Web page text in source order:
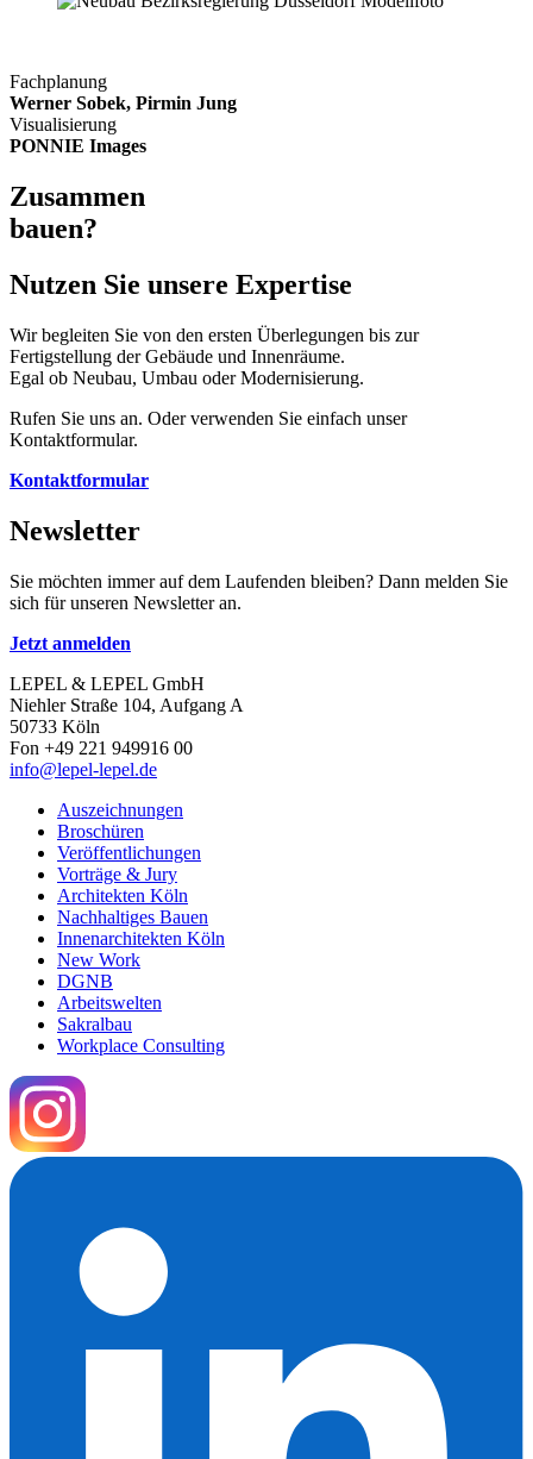
Fachplanung
Werner Sobek, Pirmin Jung
Visualisierung
PONNIE Images
Zusammen
bauen?
Nutzen Sie unsere Expertise
Wir begleiten Sie von den ersten Überlegungen bis zur
Fertigstellung der Gebäude und Innenräume.
Egal ob Neubau, Umbau oder Modernisierung.
Rufen Sie uns an. Oder verwenden Sie einfach unser
Kontaktformular.
Kontaktformular
Newsletter
Sie möchten immer auf dem Laufenden bleiben? Dann melden Sie
sich für unseren Newsletter an.
Jetzt anmelden
LEPEL & LEPEL GmbH
Niehler Straße 104, Aufgang A
50733 Köln
Fon +49 221 949916 00
info@lepel-lepel.de
Auszeichnungen
Broschüren
Veröffentlichungen
Vorträge & Jury
Architekten Köln
Nachhaltiges Bauen
Innenarchitekten Köln
New Work
DGNB
Arbeitswelten
Sakralbau
Workplace Consulting